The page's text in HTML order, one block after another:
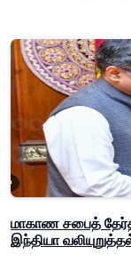
மாகாண சபைத்
இந்தியா